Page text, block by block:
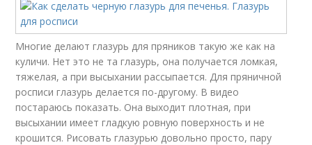
Многие делают глазурь для пряников такую же как на
куличи. Нет это не та глазурь, она получается ломкая,
тяжелая, а при высыхании рассыпается. Для пряничной
росписи глазурь делается по-другому. В видео
постараюсь показать. Она выходит плотная, при
высыхании имеет гладкую ровную поверхность и не
крошится. Рисовать глазурью довольно просто, пару